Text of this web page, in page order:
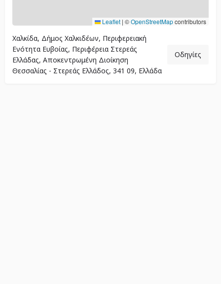
Leaflet | ©OpenStreetMapcontributors
Χαλκίδα, Δήμος Χαλκιδέων, Περιφερειακή
Ενότητα Ευβοίας, Περιφέρεια Στερεάς
Ελλάδας, Αποκεντρωμένη Διοίκηση
Θεσσαλίας - Στερεάς Ελλάδος, 341 09, Ελλάδα
Οδηγίες